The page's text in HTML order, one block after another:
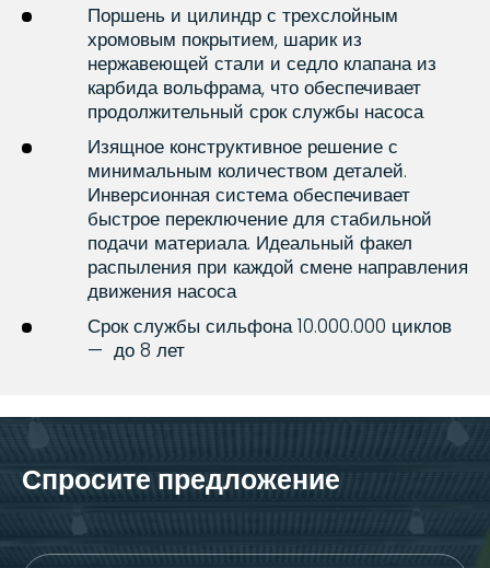
Поршень и цилиндр с трехслойным
хромовым покрытием, шарик из
нержавеющей стали и седло клапана из
карбида вольфрама, что обеспечивает
продолжительный срок службы насоса
Изящное конструктивное решение с
минимальным количеством деталей.
Инверсионная система обеспечивает
быстрое переключение для стабильной
подачи материала. Идеальный факел
распыления при каждой смене направления
движения насоса
Срок службы сильфона 10.000.000 циклов
— до 8 лет
Спросите предложение